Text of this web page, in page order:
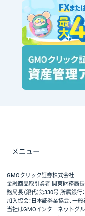
メニュー
取引規程・約款
最良執行方針
ディスクレイマー
リスク説明
GMOクリック証券ホ
GMOクリック証券株式会社
金融商品取引業者 関東財務局長
務局長（銀代）第330号 所属銀
加入協会：日本証券業協会、一
当社はGMOインターネットグル